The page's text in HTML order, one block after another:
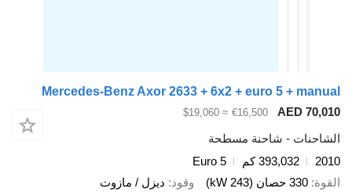
Mercedes-Benz Axor 2633 + 6x2 + euro 5 + manual
AED 70,010
€16,500
≈ $19,060
الشاحنات - شاحنة مسطحة
2010
393,032 كم
Euro 5
القوة 330 حصان (243 kW) وقود ديزل / مازوت